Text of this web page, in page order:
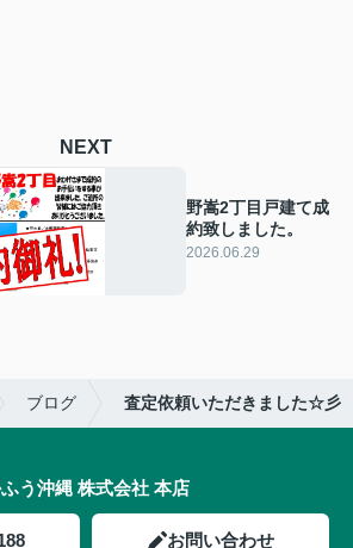
NEXT
野嵩2丁目戸建て成
約致しました。
2026.06.29
ブログ 査定依頼いただきました☆彡
う沖縄 株式会社 本店
お問い合わせ